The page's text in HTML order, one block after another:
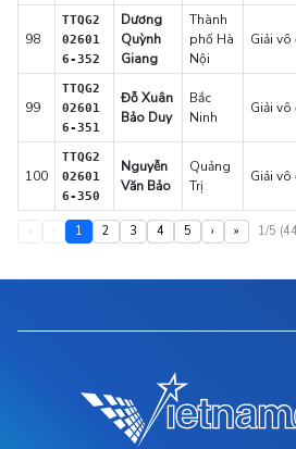
98
TTQG2
02601
6-352
Dương
Quỳnh
Giang
Thành
phố Hà
Nội
Giải
99
TTQG2
02601
6-351
Đỗ Xuân
Bảo Duy
Bắc
Ninh
Giải
100
TTQG2
02601
6-350
Nguyễn
Văn Bảo
Quảng
Trị
Giải
« ‹ 1 2 3 4 5 › » 1/5